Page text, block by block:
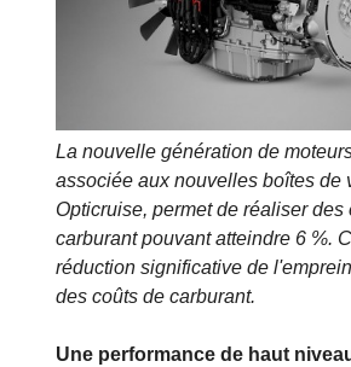
La nouvelle génération de
associée aux nouvelles boîtes de
Opticruise, permet de réaliser des
carburant pouvant atteindre 6 %.
réduction significative de
des coûts de carburant.
Une performance de haut